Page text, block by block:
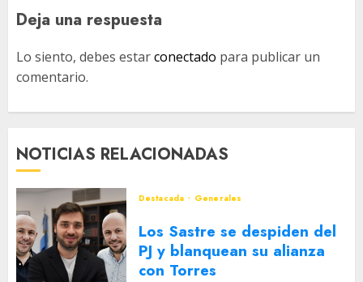
Deja una respuesta
Lo siento, debes estarconectado para publicar un
comentario.
NOTICIAS RELACIONADAS
Destacada Generales
Los Sastre se despiden del
PJ y blanquean su alianza
con Torres